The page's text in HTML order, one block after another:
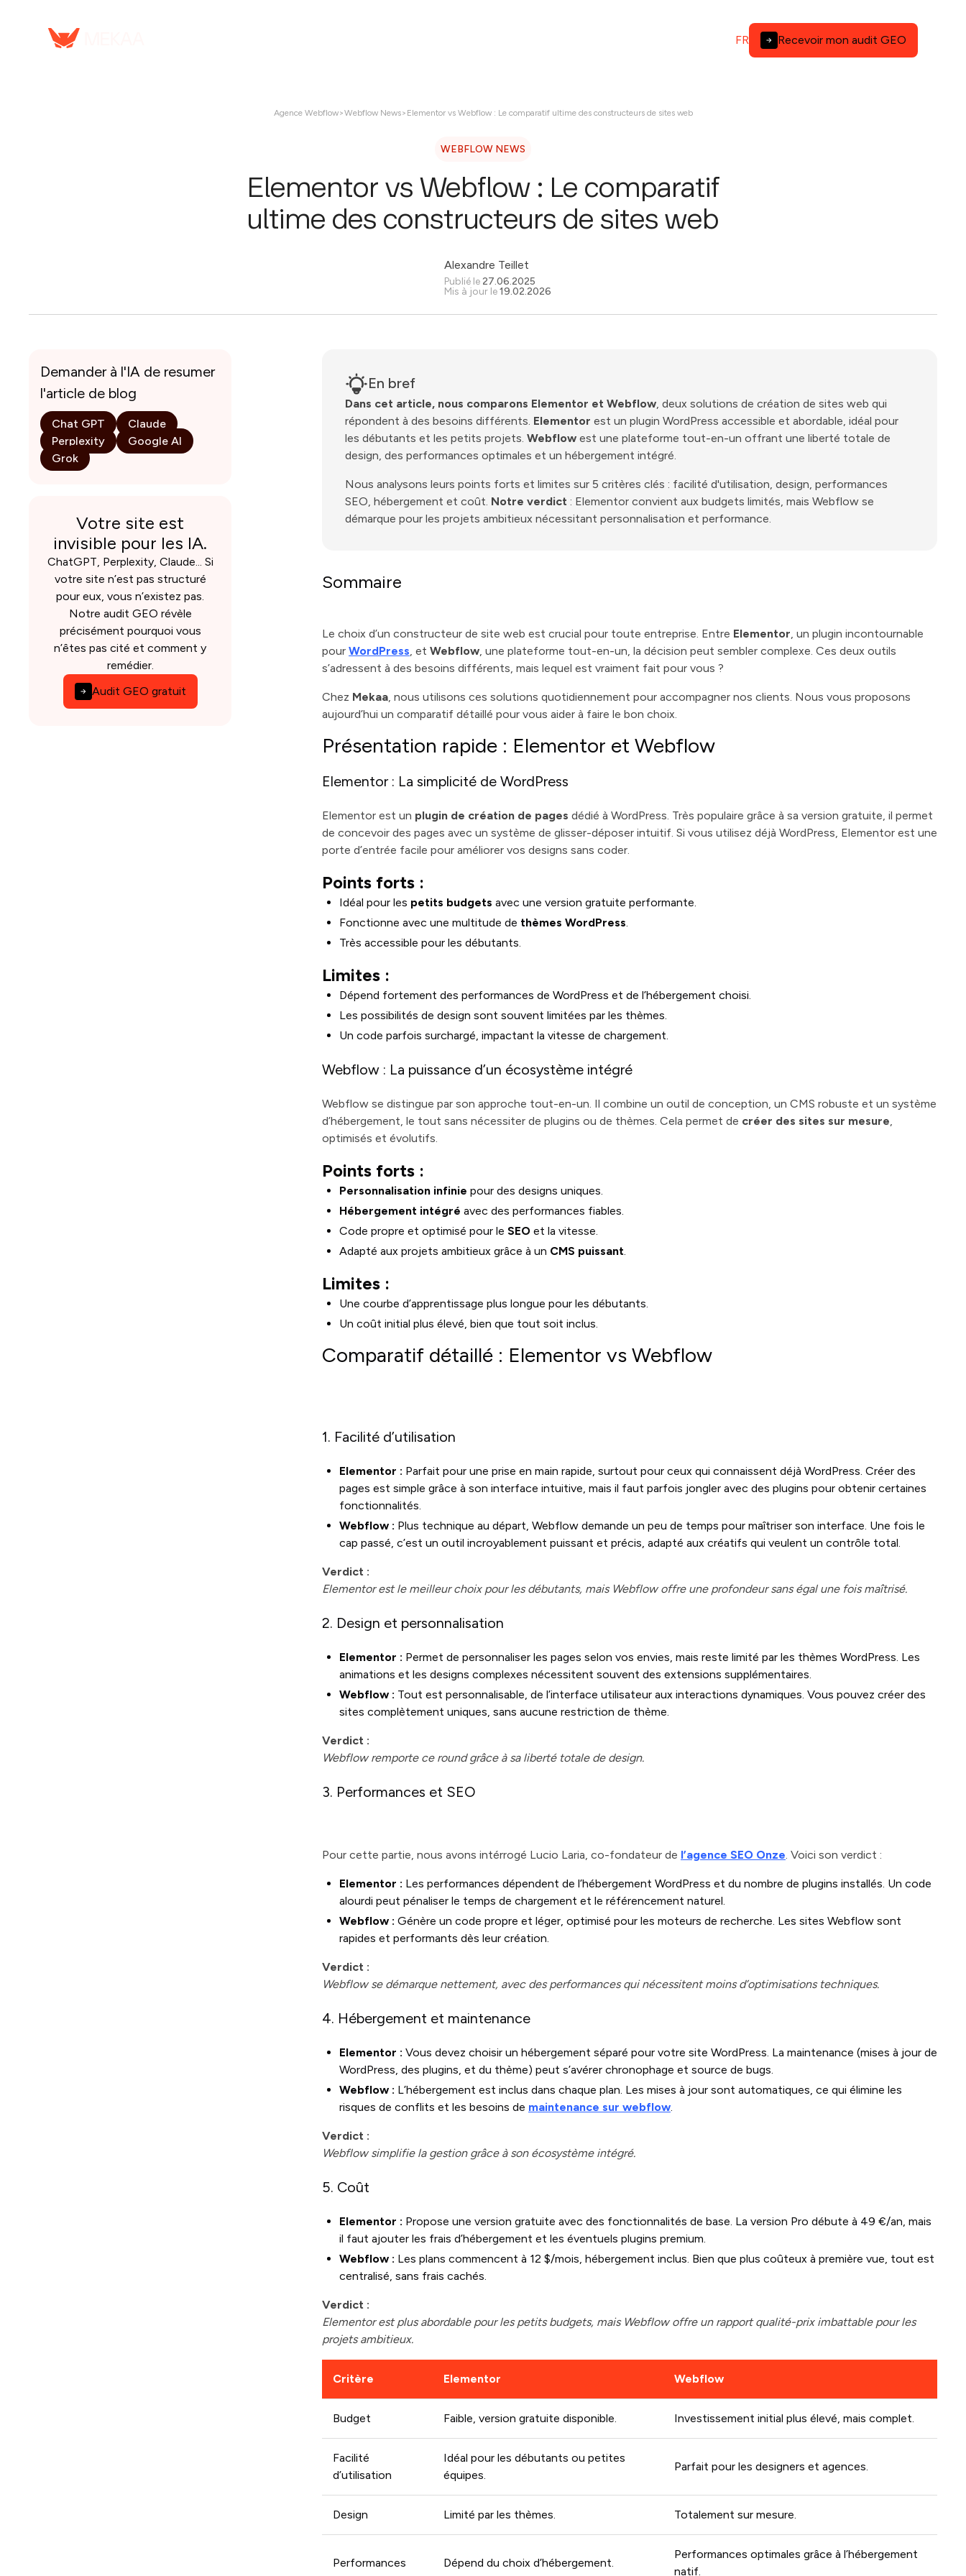
FR Recevoir mon audit GEO
Agence Webflow>Webflow News> Elementor vs Webflow : Le comparatif ultime des constructeurs de sites web
WEBFLOW NEWS
Elementor vs Webflow : Le comparatif
ultime des constructeurs de sites web
Alexandre Teillet
Publié le 27.06.2025
Mis à jour le19.02.2026
Demander à l'IA de resumer
l'article de blog
Chat GPT
Claude
Perplexity
Google AI
Grok
Votre site est
invisible pour les IA.
ChatGPT, Perplexity, Claude... Si
votre site n’est pas structuré
pour eux, vous n’existez pas.
Notre audit GEO révèle
précisément pourquoi vous
n’êtes pas cité et comment y
remédier.
Audit GEO gratuit
En bref
Dans cet article, nous comparons Elementor et Webflow, deux solutions de création de sites web qui
répondent à des besoins différents. Elementor est un plugin WordPress accessible et abordable, idéal pour
les débutants et les petits projets. Webflow est une plateforme tout-en-un offrant une liberté totale de
design, des performances optimales et un hébergement intégré.
Nous analysons leurs points forts et limites sur 5 critères clés : facilité d'utilisation, design, performances
SEO, hébergement et coût. Notre verdict : Elementor convient aux budgets limités, mais Webflow se
démarque pour les projets ambitieux nécessitant personnalisation et performance.
Sommaire
Comparatif détaillé : Elementor vs Webflow
Pourquoi Mekaa choisit Webflow pour ses projets ?
Conclusion : Elementor ou Webflow ?
Le choix d’un constructeur de site web est crucial pour toute entreprise. Entre Elementor, un plugin incontournable
pour WordPress, et Webflow, une plateforme tout-en-un, la décision peut sembler complexe. Ces deux outils
s’adressent à des besoins différents, mais lequel est vraiment fait pour vous ?
Chez Mekaa, nous utilisons ces solutions quotidiennement pour accompagner nos clients. Nous vous proposons
aujourd’hui un comparatif détaillé pour vous aider à faire le bon choix.
Présentation rapide : Elementor et Webflow
Elementor : La simplicité de WordPress
Elementor est un plugin de création de pages dédié à WordPress. Très populaire grâce à sa version gratuite, il permet
de concevoir des pages avec un système de glisser-déposer intuitif. Si vous utilisez déjà WordPress, Elementor est une
porte d’entrée facile pour améliorer vos designs sans coder.
Points forts :
Idéal pour les petits budgets avec une version gratuite performante.
Fonctionne avec une multitude de thèmes WordPress.
Très accessible pour les débutants.
Limites :
Dépend fortement des performances de WordPress et de l’hébergement choisi.
Les possibilités de design sont souvent limitées par les thèmes.
Un code parfois surchargé, impactant la vitesse de chargement.
Webflow : La puissance d’un écosystème intégré
Webflow se distingue par son approche tout-en-un. Il combine un outil de conception, un CMS robuste et un système
d’hébergement, le tout sans nécessiter de plugins ou de thèmes. Cela permet de créer des sites sur mesure,
optimisés et évolutifs.
Points forts :
Personnalisation infinie pour des designs uniques.
Hébergement intégré avec des performances fiables.
Code propre et optimisé pour le SEO et la vitesse.
Adapté aux projets ambitieux grâce à un CMS puissant.
Limites :
Une courbe d’apprentissage plus longue pour les débutants.
Un coût initial plus élevé, bien que tout soit inclus.
Comparatif détaillé : Elementor vs Webflow
1. Facilité d’utilisation
Elementor : Parfait pour une prise en main rapide, surtout pour ceux qui connaissent déjà WordPress. Créer des
pages est simple grâce à son interface intuitive, mais il faut parfois jongler avec des plugins pour obtenir certaines
fonctionnalités.
Webflow : Plus technique au départ, Webflow demande un peu de temps pour maîtriser son interface. Une fois le
cap passé, c’est un outil incroyablement puissant et précis, adapté aux créatifs qui veulent un contrôle total.
Verdict :
Elementor est le meilleur choix pour les débutants, mais Webflow offre une profondeur sans égal une fois maîtrisé.
2. Design et personnalisation
Elementor : Permet de personnaliser les pages selon vos envies, mais reste limité par les thèmes WordPress. Les
animations et les designs complexes nécessitent souvent des extensions supplémentaires.
Webflow : Tout est personnalisable, de l’interface utilisateur aux interactions dynamiques. Vous pouvez créer des
sites complètement uniques, sans aucune restriction de thème.
Verdict :
Webflow remporte ce round grâce à sa liberté totale de design.
3. Performances et SEO
Pour cette partie, nous avons intérrogé Lucio Laria, co-fondateur de l’agence SEO Onze. Voici son verdict :
Elementor : Les performances dépendent de l’hébergement WordPress et du nombre de plugins installés. Un code
alourdi peut pénaliser le temps de chargement et le référencement naturel.
Webflow : Génère un code propre et léger, optimisé pour les moteurs de recherche. Les sites Webflow sont
rapides et performants dès leur création.
Verdict :
Webflow se démarque nettement, avec des performances qui nécessitent moins d’optimisations techniques.
4. Hébergement et maintenance
Elementor : Vous devez choisir un hébergement séparé pour votre site WordPress. La maintenance (mises à jour de
WordPress, des plugins, et du thème) peut s’avérer chronophage et source de bugs.
Webflow : L’hébergement est inclus dans chaque plan. Les mises à jour sont automatiques, ce qui élimine les
risques de conflits et les besoins de maintenance sur webflow.
Verdict :
Webflow simplifie la gestion grâce à son écosystème intégré.
5. Coût
Elementor : Propose une version gratuite avec des fonctionnalités de base. La version Pro débute à 49 €/an, mais
il faut ajouter les frais d’hébergement et les éventuels plugins premium.
Webflow : Les plans commencent à 12 $/mois, hébergement inclus. Bien que plus coûteux à première vue, tout est
centralisé, sans frais cachés.
Verdict :
Elementor est plus abordable pour les petits budgets, mais Webflow offre un rapport qualité-prix imbattable pour les
projets ambitieux.
Critère Elementor Webflow
Budget Faible, version gratuite disponible. Investissement initial plus élevé, mais complet.
Facilité
d’utilisation
Idéal pour les débutants ou petites
équipes.
Parfait pour les designers et agences.
Design Limité par les thèmes. Totalement sur mesure.
Performances Dépend du choix d’hébergement.
Performances optimales grâce à l’hébergement
natif.